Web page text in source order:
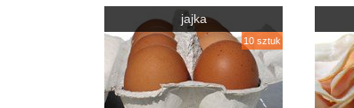
jajka
10 sztuk